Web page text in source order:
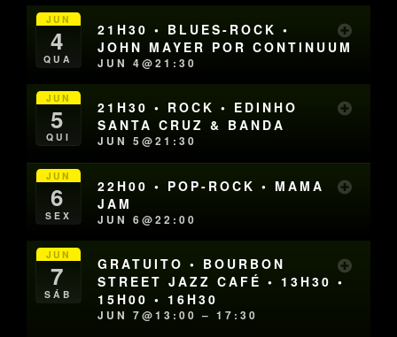
JUN
4
QUA
21H30 • BLUES-ROCK •
JOHN MAYER POR CONTINUUM
JUN 4@21:30
JUN
5
QUI
21H30 • ROCK • EDINHO
SANTA CRUZ & BANDA
JUN 5@21:30
JUN
6
SEX
22H00 • POP-ROCK • MAMA
JAM
JUN 6@22:00
JUN
7
SÁB
GRATUITO • BOURBON
STREET JAZZ CAFÉ • 13H30 •
15H00 • 16H30
JUN 7@13:00 – 17:30